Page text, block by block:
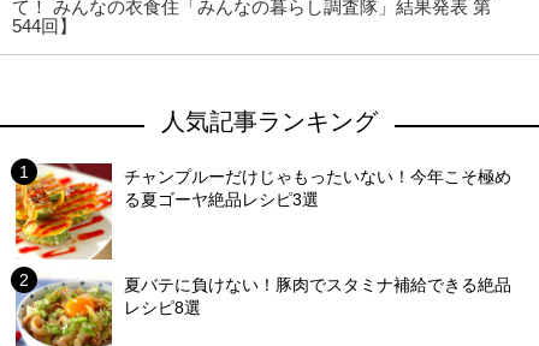
て！ みんなの衣食住「みんなの暮らし調査隊」結果発表 第
544回】
人気記事ランキング
チャンプルーだけじゃもったいない！今年こそ極め
る夏ゴーヤ絶品レシピ3選
夏バテに負けない！豚肉でスタミナ補給できる絶品
レシピ8選